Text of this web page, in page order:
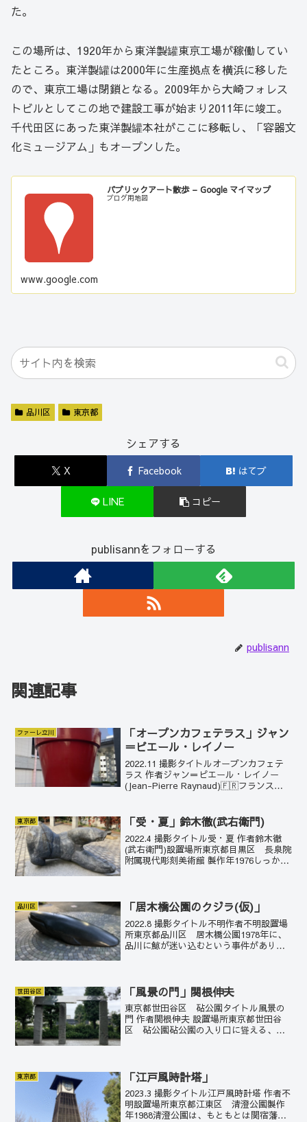
た。
この場所は、1920年から東洋製罐東京工場が稼働してい
たところ。東洋製罐は2000年に生産拠点を横浜に移した
ので、東京工場は閉鎖となる。2009年から大崎フォレス
トビルとしてこの地で建設工事が始まり2011年に竣工。
千代田区にあった東洋製罐本社がここに移転し、「容器文
化ミュージアム」もオープンした。
パブリックアート散歩 – Google マイマップ
ブログ用地図
www.google.com
品川区 東京都
シェアする
X Facebook はてブ
LINE コピー
publisannをフォローする
publisann
関連記事
ファーレ立川
「オープンカフェテラス」ジャン
＝ピエール・レイノー
2022.11 撮影タイトルオープンカフェテ
ラス 作者ジャン＝ピエール・レイノー
(Jean-Pierre Raynaud)🇫🇷フランス設
方面に広がる街区。アメリカ...
東京都 「受・夏」鈴木徹(武右衛門)
2022.4 撮影タイトル受・夏 作者鈴木徹
(武右衛門)設置場所東京都目黒区 長泉院
附属現代彫刻美術館 製作年1976しっかり
品川区 「居木橋公園のクジラ(仮)」
2022.8 撮影タイトル不明作者不明設置場
所東京都品川区 居木橋公園1978年に、
品川に鯨が迷い込むという事件があり、
世田谷区 「風景の門」関根伸夫
東京都世田谷区 砧公園タイトル風景の
門 作者関根伸夫 設置場所東京都世田谷
区 砧公園砧公園の入り口に聳える、関
東京都 「江戸風時計塔」
2023.3 撮影タイトル江戸風時計塔 作者不
明設置場所東京都江東区 清澄公園製作
年1988清澄公園は、もともとは関宿藩久